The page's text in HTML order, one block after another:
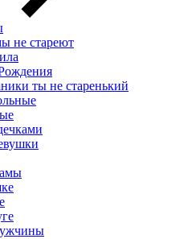
не стареют
ты не старенький